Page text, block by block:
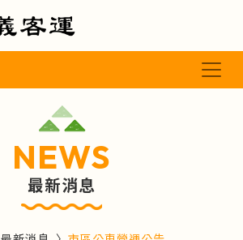
NEWS
最新消息